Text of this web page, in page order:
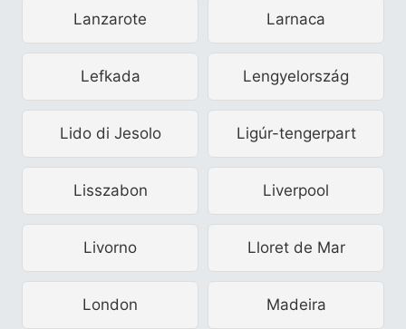
Lanzarote Larnaca
Lefkada Lengyelország
Lido di Jesolo Ligúr-tengerpart
Lisszabon Liverpool
Livorno Lloret de Mar
London Madeira